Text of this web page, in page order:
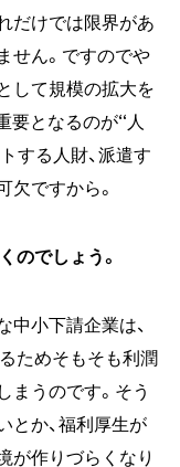
だけでは限界があ
せん。ですのでや
して規模の拡大を
要となるのが“人
する人財、派遣す
欠ですから。
でしょう。
小下請企業は、
ためそもそも利潤
まうのです。そう
とか、福利厚生が
が作りづらくなり